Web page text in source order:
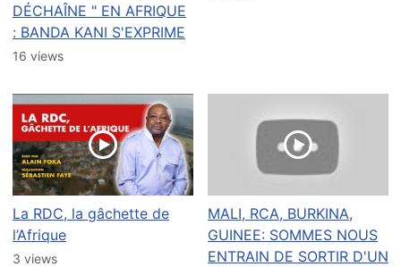
DÉCHAÎNE " EN AFRIQUE
: BANDA KANI S'EXPRIME
16 views
La RDC, la gâchette de
l’Afrique
3 views
MALI, RCA, BURKINA,
GUINEE: SOMMES NOUS
ENTRAIN DE SORTIR D'UN